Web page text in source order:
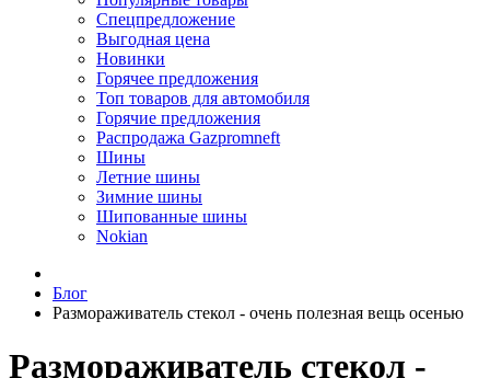
Спецпредложение
Выгодная цена
Новинки
Горячее предложения
Топ товаров для автомобиля
Горячие предложения
Распродажа Gazpromneft
Шины
Летние шины
Зимние шины
Шипованные шины
Nokian
Блог
Размораживатель стекол - очень полезная вещь осенью
Размораживатель стекол -